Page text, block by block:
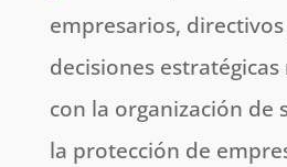
empresarios,
decisiones
con la organización de
la protección de